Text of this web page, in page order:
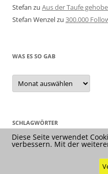
Stefan zu Aus der Taufe
Stefan Wenzelzu 300.000
WAS ES SO GAB
Was
es
so
SCHLAGWÖRTER
Diese Seite verwendet
verbessern. Mit der